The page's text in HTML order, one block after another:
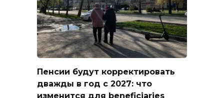
Пенсии будут корректировать
дважды в год с 2027: что
изменится для beneficiaries